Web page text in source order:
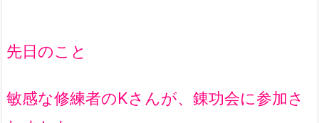
先日のこと
敏感な修練者のKさんが、錬功会に参加さ